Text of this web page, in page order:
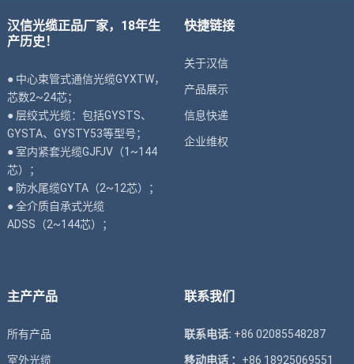
汉信光缆正品厂家，18年生
产历史！
● 中心束管式通信光缆GYXTW，
芯数2~24芯；
● 层绞式光缆：包括GYSTS、
GYSTA、GYSTY53等型号；
● 室内紧套光缆GJFJV（1~144
芯）；
● 防水尾缆GYTA（2~12芯）；
● 全介质自承式光缆
ADSS（2~144芯）；
快捷链接
关于汉信
产品展示
信息快递
企业维权
主产产品
所有产品
室外光缆
联系我们
联系电话: +86 02085548287
移动电话 ： +86 18925069551